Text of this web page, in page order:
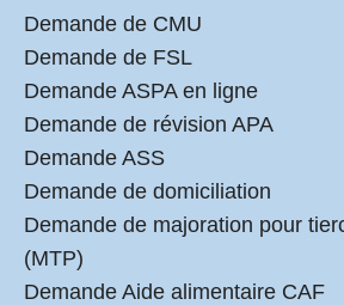
Demande de CMU
Demande de FSL
Demande ASPA en ligne
Demande de révision APA
Demande ASS
Demande de domiciliation
Demande de majoration pour
(MTP)
Demande Aide alimentaire CAF